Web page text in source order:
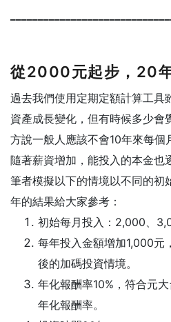
從2000元起步，20
過去我們使用定期定額計算工具
資產成長變化，但有時候多少會
方說一般人應該不會10年來每
隨著薪資增加，能投入的本金也
筆者模擬以下的情境以不同的初
年的結果給大家參考：
初始每月投入：2,000、
每年投入金額增加1,000元
後的加碼投資情境。
年化報酬率10%，符合元
年化報酬率。